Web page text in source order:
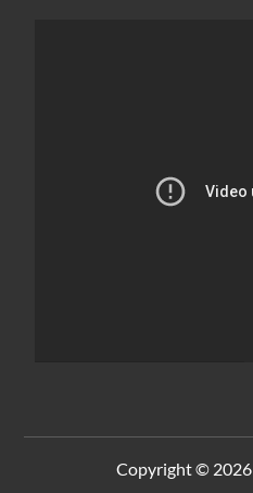
Copyright © 2026